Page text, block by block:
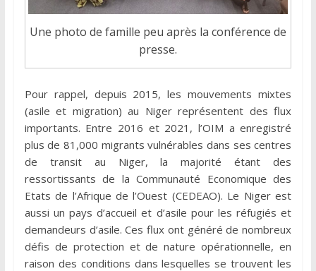
Une photo de famille peu après la conférence de
presse.
Pour rappel, depuis 2015, les mouvements mixtes
(asile et migration) au Niger représentent des flux
importants. Entre 2016 et 2021, l’OIM a enregistré
plus de 81,000 migrants vulnérables dans ses centres
de transit au Niger, la majorité étant des
ressortissants de la Communauté Economique des
Etats de l’Afrique de l’Ouest (CEDEAO). Le Niger est
aussi un pays d’accueil et d’asile pour les réfugiés et
demandeurs d’asile. Ces flux ont généré de nombreux
défis de protection et de nature opérationnelle, en
raison des conditions dans lesquelles se trouvent les